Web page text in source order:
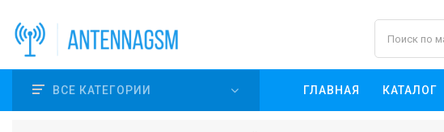
ВСЕ КАТЕГОРИИ ГЛАВНАЯ КАТАЛОГ